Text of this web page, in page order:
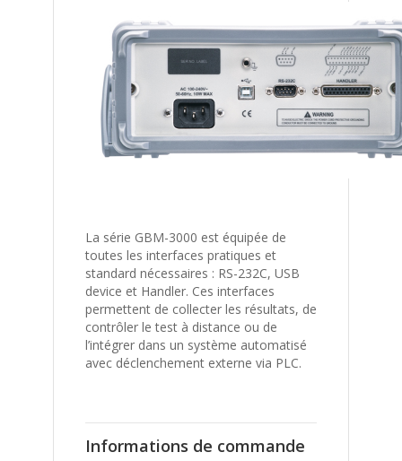
La série GBM-3000 est équipée de
toutes les interfaces pratiques et
standard nécessaires : RS-232C, USB
device et Handler. Ces interfaces
permettent de collecter les résultats, de
contrôler le test à distance ou de
l’intégrer dans un système automatisé
avec déclenchement externe via PLC.
Informations de commande